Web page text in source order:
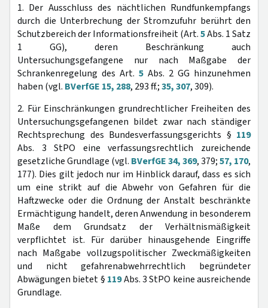
1. Der Ausschluss des nächtlichen Rundfunkempfangs
durch die Unterbrechung der Stromzufuhr berührt den
Schutzbereich der Informationsfreiheit (Art.5Abs. 1 Satz
1 GG), deren Beschränkung auch
Untersuchungsgefangene nur nach Maßgabe der
Schrankenregelung des Art. 5 Abs. 2 GG hinzunehmen
haben (vgl. BVerfGE 15, 288, 293 ff.;35, 307, 309).
2. Für Einschränkungen grundrechtlicher Freiheiten des
Untersuchungsgefangenen bildet zwar nach ständiger
Rechtsprechung des Bundesverfassungsgerichts § 119
Abs. 3 StPO eine verfassungsrechtlich zureichende
gesetzliche Grundlage (vgl. BVerfGE 34, 369, 379;57, 170,
177). Dies gilt jedoch nur im Hinblick darauf, dass es sich
um eine strikt auf die Abwehr von Gefahren für die
Haftzwecke oder die Ordnung der Anstalt beschränkte
Ermächtigung handelt, deren Anwendung in besonderem
Maße dem Grundsatz der Verhältnismäßigkeit
verpflichtet ist. Für darüber hinausgehende Eingriffe
nach Maßgabe vollzugspolitischer Zweckmäßigkeiten
und nicht gefahrenabwehrrechtlich begründeter
Abwägungen bietet § 119Abs. 3 StPO keine ausreichende
Grundlage.